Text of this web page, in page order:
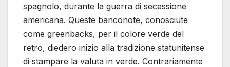
spagnolo, durante la guerra di secessione
americana. Queste banconote, conosciute
come greenbacks, per il colore verde del
retro, diedero inizio alla tradizione statunitense
di stampare la valuta in verde. Contrariamente